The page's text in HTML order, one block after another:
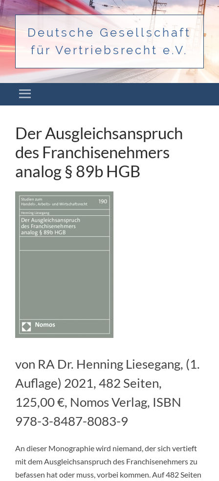
Deutsche Gesellschaft
für Vertriebsrecht e.V.
Der Ausgleichsanspruch
des Franchisenehmers
analog § 89b HGB
von RA Dr. Henning Liesegang, (1.
Auflage) 2021, 482 Seiten,
125,00 €, Nomos Verlag, ISBN
978-3-8487-8083-9
An dieser Monographie wird niemand, der sich vertieft
mit dem Ausgleichsanspruch des Franchisenehmers zu
befassen hat oder muss, vorbei kommen. Auf 482 Seiten